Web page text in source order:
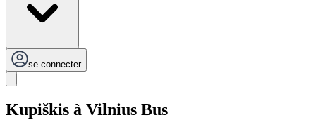
se connecter
Kupiškis à Vilnius Bus